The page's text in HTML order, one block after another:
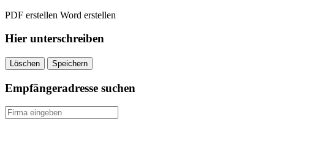
PDF erstellen Word erstellen
Hier unterschreiben
Löschen Speichern
Empfängeradresse suchen